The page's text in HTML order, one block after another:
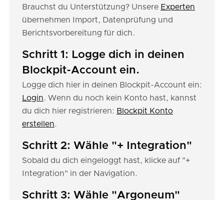
Brauchst du Unterstützung? Unsere Experten
übernehmen Import, Datenprüfung und
Berichtsvorbereitung für dich.
Schritt 1: Logge dich in deinen
Blockpit-Account ein.
Logge dich hier in deinen Blockpit-Account ein:
Login. Wenn du noch kein Konto hast, kannst
du dich hier registrieren: Blockpit Konto
erstellen.
Schritt 2: Wähle "+ Integration"
Sobald du dich eingeloggt hast, klicke auf "+
Integration" in der Navigation.
Schritt 3: Wähle "Argoneum"